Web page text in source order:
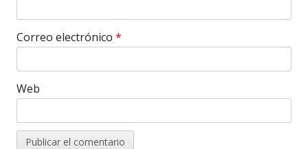
Correo electrónico *
Web